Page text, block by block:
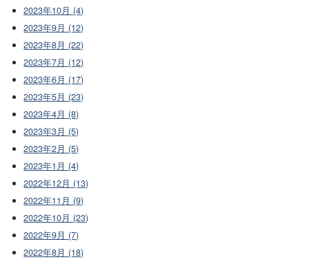
2023年10月 (4)
2023年9月 (12)
2023年8月 (22)
2023年7月 (12)
2023年6月 (17)
2023年5月 (23)
2023年4月 (8)
2023年3月 (5)
2023年2月 (5)
2023年1月 (4)
2022年12月 (13)
2022年11月 (9)
2022年10月 (23)
2022年9月 (7)
2022年8月 (18)